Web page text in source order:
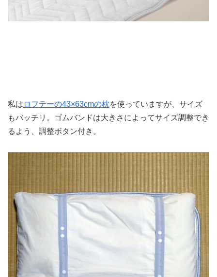
私は ロフテーの43×63cmの枕を使っていますが、サイズ
もバッチリ。ゴムバンドは大きさによってサイズ調整でき
るよう、調整ボタン付き。